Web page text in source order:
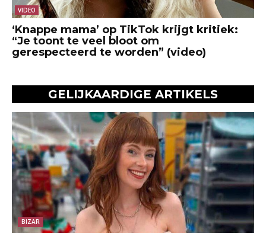
VIDEO
‘Knappe mama’ op TikTok krijgt kritiek:
“Je toont te veel bloot om
gerespecteerd te worden” (video)
GELIJKAARDIGE ARTIKELS
BIZAR